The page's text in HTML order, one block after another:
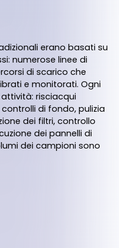
erano basati su
numerose linee di
di scarico che
e monitorati. Ogni
risciacqui
di fondo, pulizia
dei filtri, controllo
dei pannelli di
dei campioni sono